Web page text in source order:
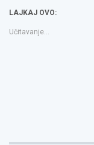
prozoru)
LAJKAJ OVO:
Učitavanje...